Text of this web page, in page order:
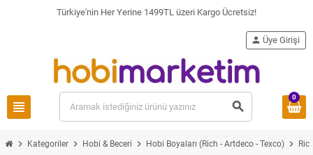
Türkiye'nin Her Yerine 1499TL üzeri Kargo Ücretsiz!
view_headline search
person Üye Girişi
0
chevron_right Kategoriler chevron_right Hobi & Beceri chevron_right Hobi Boyaları (Rich - Artdeco - Texco) chevron_right